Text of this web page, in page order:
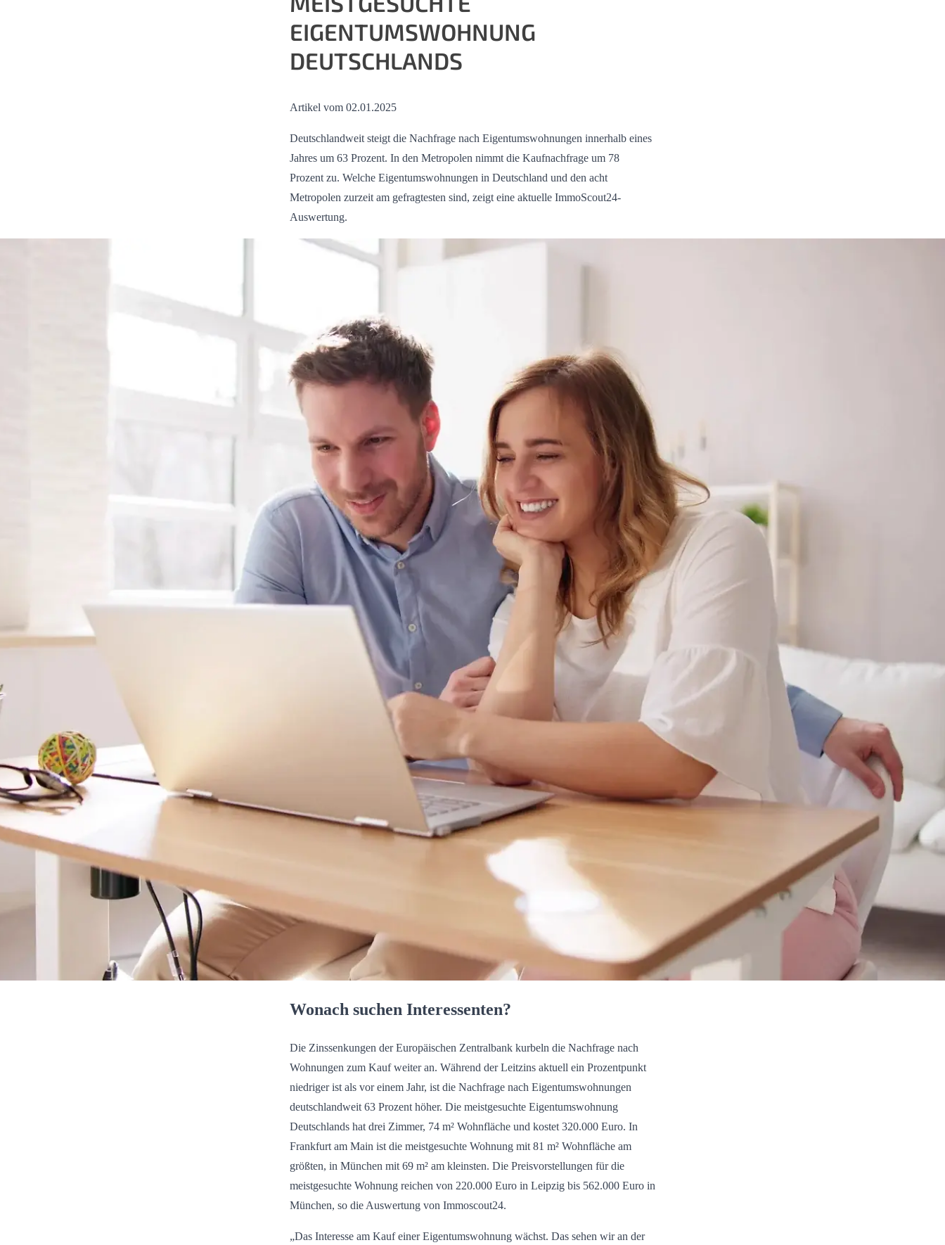
EIGENTUMSWOHNUNG
DEUTSCHLANDS
Artikel vom 02.01.2025
Deutschlandweit steigt die Nachfrage nach Eigentumswohnungen innerhalb eines
Jahres um 63 Prozent. In den Metropolen nimmt die Kaufnachfrage um 78
Prozent zu. Welche Eigentumswohnungen in Deutschland und den acht
Metropolen zurzeit am gefragtesten sind, zeigt eine aktuelle ImmoScout24-
Auswertung.
Wonach suchen Interessenten?
Die Zinssenkungen der Europäischen Zentralbank kurbeln die Nachfrage nach
Wohnungen zum Kauf weiter an. Während der Leitzins aktuell ein Prozentpunkt
niedriger ist als vor einem Jahr, ist die Nachfrage nach Eigentumswohnungen
deutschlandweit 63 Prozent höher. Die meistgesuchte Eigentumswohnung
Deutschlands hat drei Zimmer, 74 m² Wohnfläche und kostet 320.000 Euro. In
Frankfurt am Main ist die meistgesuchte Wohnung mit 81 m² Wohnfläche am
größten, in München mit 69 m² am kleinsten. Die Preisvorstellungen für die
meistgesuchte Wohnung reichen von 220.000 Euro in Leipzig bis 562.000 Euro in
München, so die Auswertung von Immoscout24.
„Das Interesse am Kauf einer Eigentumswohnung wächst. Das sehen wir an der